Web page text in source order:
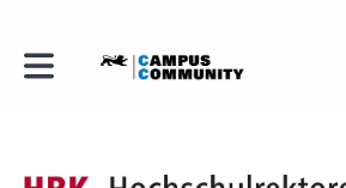
Toggle main navigation